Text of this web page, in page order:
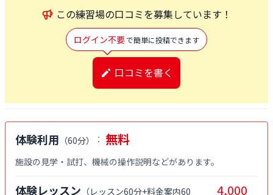
この練習場の口コミを募集しています！
ログイン不要で簡単に投稿できます
口コミを書く
体験利用 （60分） ： 無料
施設の見学・試打、機械の操作説明などがあります。
体験レッスン （レッスン60分+料金案内60 4,000